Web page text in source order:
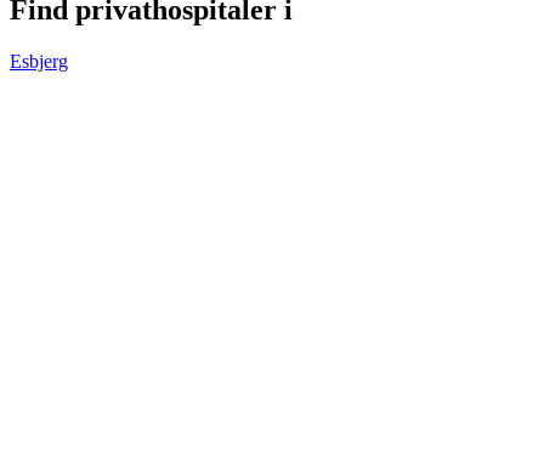
Find privathospitaler i
Esbjerg